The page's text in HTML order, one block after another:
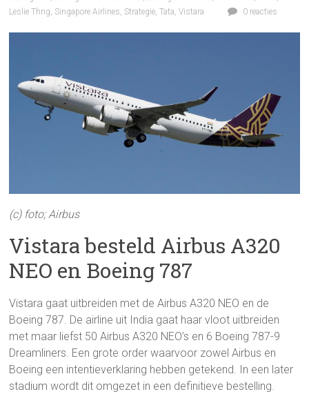
Leslie Thng, Singapore Airlines, Strategie,Tata,Vistara 0 reacties
(c) foto; Airbus
Vistara besteld Airbus A320
NEO en Boeing 787
Vistara gaat uitbreiden met de Airbus A320 NEO en de
Boeing 787. De airline uit India gaat haar vloot uitbreiden
met maar liefst 50 Airbus A320 NEO’s en 6 Boeing 787-9
Dreamliners. Een grote order waarvoor zowel Airbus en
Boeing een intentieverklaring hebben getekend. In een later
stadium wordt dit omgezet in een definitieve bestelling.